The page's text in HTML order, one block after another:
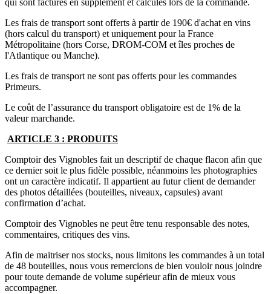
qui sont facturés en supplément et calculés lors de la commande.
Les frais de transport sont offerts à partir de 190€ d'achat en vins
(hors calcul du transport) et uniquement pour la France
Métropolitaine (hors Corse, DROM-COM et îles proches de
l'Atlantique ou Manche).
Les frais de transport ne sont pas offerts pour les commandes
Primeurs.
Le coût de l’assurance du transport obligatoire est de 1% de la
valeur marchande.
ARTICLE 3 : PRODUITS
Comptoir des Vignobles fait un descriptif de chaque flacon afin que
ce dernier soit le plus fidèle possible, néanmoins les photographies
ont un caractère indicatif. Il appartient au futur client de demander
des photos détaillées (bouteilles, niveaux, capsules) avant
confirmation d’achat.
Comptoir des Vignobles ne peut être tenu responsable des notes,
commentaires, critiques des vins.
Afin de maitriser nos stocks, nous limitons les commandes à un total
de 48 bouteilles, nous vous remercions de bien vouloir nous joindre
pour toute demande de volume supérieur afin de mieux vous
accompagner.